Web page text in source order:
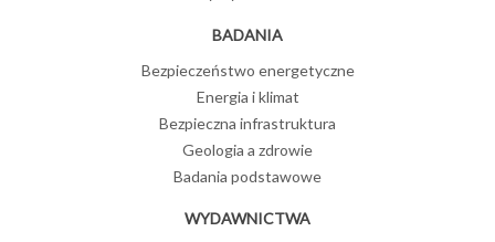
BADANIA
Bezpieczeństwo energetyczne
Energia i klimat
Bezpieczna infrastruktura
Geologia a zdrowie
Badania podstawowe
WYDAWNICTWA